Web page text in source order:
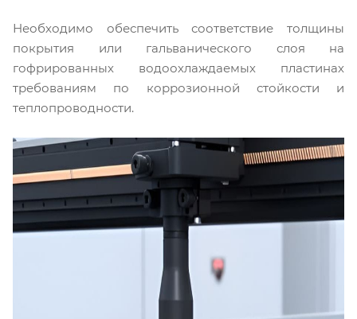
Необходимо обеспечить соответствие толщины
покрытия или гальванического слоя на
гофрированных водоохлаждаемых пластинах
требованиям по коррозионной стойкости и
теплопроводности.